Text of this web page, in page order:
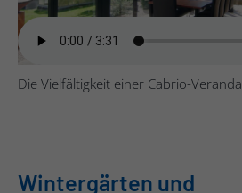
Die Vielfältigkeit einer Cabrio-Veranda
Wintergärten und